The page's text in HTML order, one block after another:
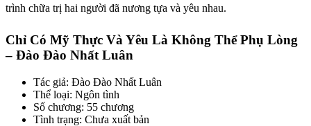
trình chữa trị hai người đã nương tựa và yêu nhau.
Chỉ Có Mỹ Thực Và Yêu Là Không Thể Phụ Lòng
– Đào Đào Nhất Luân
Tác giả: Đào Đào Nhất Luân
Thể loại: Ngôn tình
Số chương: 55 chương
Tình trạng: Chưa xuất bản